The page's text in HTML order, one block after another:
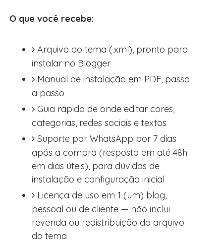
O que você recebe:
Arquivo do tema (.xml), pronto para
instalar no Blogger
Manual de instalação em PDF, passo
a passo
Guia rápido de onde editar cores,
categorias, redes sociais e textos
Suporte por WhatsApp por 7 dias
após a compra (resposta em até 48h
em dias úteis), para dúvidas de
instalação e configuração inicial
Licença de uso em 1 (um) blog,
pessoal ou de cliente — não inclui
revenda ou redistribuição do arquivo
do tema